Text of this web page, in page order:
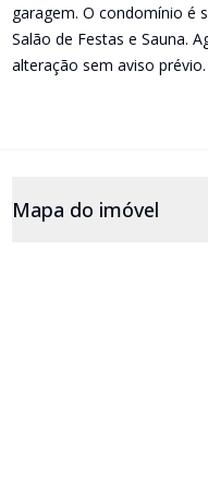
garagem. O condomínio é
Salão de Festas e Sauna.
alteração sem aviso prévio.
Mapa do imóvel